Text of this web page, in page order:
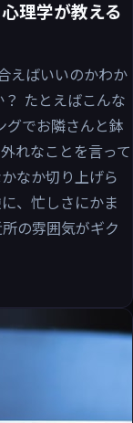
理学が教える
えばいいのかわか
たとえばこんな
グでお隣さんと鉢
れなことを言って
なか切り上げら
、忙しさにかま
の雰囲気がギク